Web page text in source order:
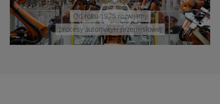
Od roku 1975 rozwijamy
procesy automatyki przemysłowej